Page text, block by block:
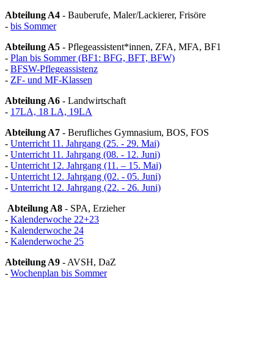
Abteilung A4 - Bauberufe, Maler/Lackierer, Frisöre
- bis Sommer
Abteilung A5 - Pflegeassistent*innen, ZFA, MFA, BF1
- Plan bis Sommer (BF1: BFG, BFT, BFW)
- BFSW-Pflegeassistenz
- ZF- und MF-Klassen
Abteilung A6 - Landwirtschaft
- 17LA, 18 LA, 19LA
Abteilung A7 - Berufliches Gymnasium, BOS, FOS
- Unterricht 11. Jahrgang (25. - 29. Mai)
- Unterricht 11. Jahrgang (08. - 12. Juni)
- Unterricht 12. Jahrgang (11. – 15. Mai)
- Unterricht 12. Jahrgang (02. - 05. Juni)
- Unterricht 12. Jahrgang (22. - 26. Juni)
Abteilung A8 - SPA, Erzieher
- Kalenderwoche 22+23
- Kalenderwoche 24
- Kalenderwoche 25
Abteilung A9 - AVSH, DaZ
- Wochenplan bis Sommer